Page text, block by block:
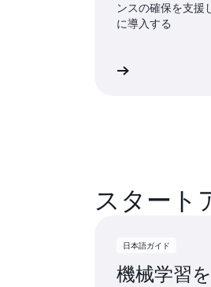
ンスの確保を支援
に導入する
スタート
日本語ガイド
機械学習